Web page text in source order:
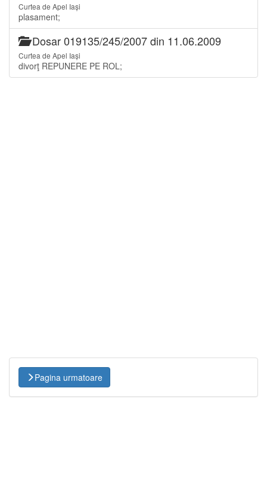
Curtea de Apel Iași
plasament;
Dosar 019135/245/2007 din 11.06.2009
Curtea de Apel Iași
divorţ REPUNERE PE ROL;
Pagina urmatoare